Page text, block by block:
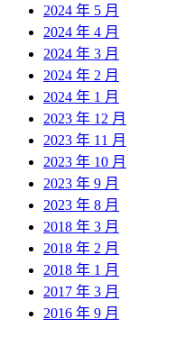
2024 年 5 月
2024 年 4 月
2024 年 3 月
2024 年 2 月
2024 年 1 月
2023 年 12 月
2023 年 11 月
2023 年 10 月
2023 年 9 月
2023 年 8 月
2018 年 3 月
2018 年 2 月
2018 年 1 月
2017 年 3 月
2016 年 9 月